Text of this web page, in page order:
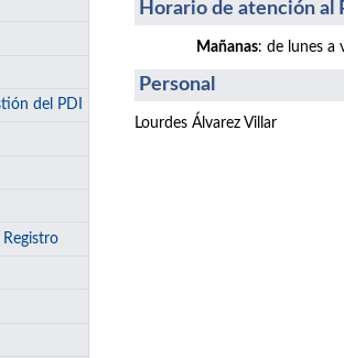
del PDI
Horario de atención al
Mañanas: de lunes a
Personal
Lourdes Álvarez Villar